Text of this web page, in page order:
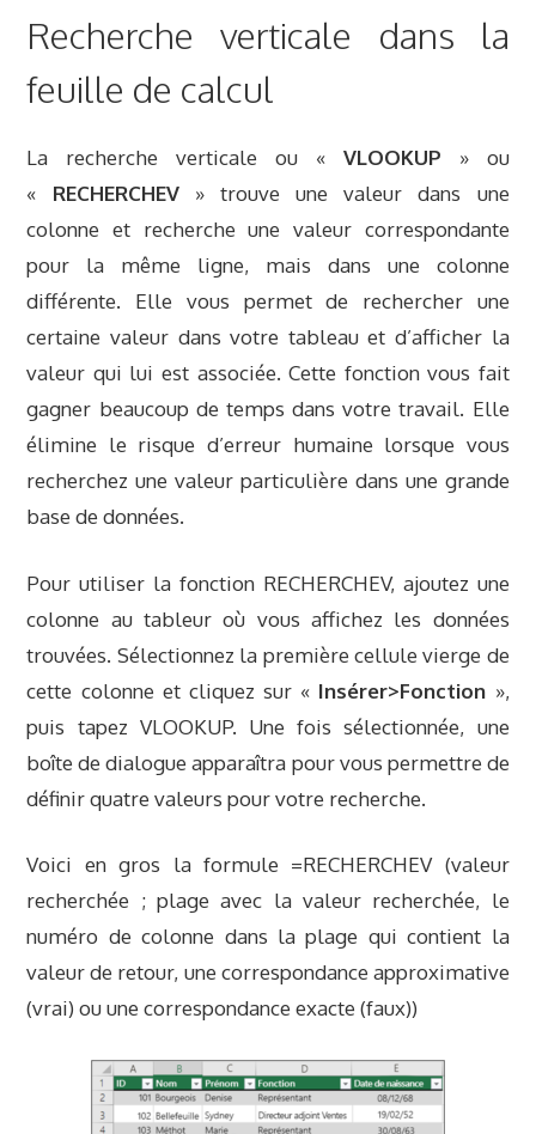
Recherche verticale dans la
feuille de calcul
La recherche verticale ou « VLOOKUP » ou
« RECHERCHEV» trouve une valeur dans une
colonne et recherche une valeur correspondante
pour la même ligne, mais dans une colonne
différente. Elle vous permet de rechercher une
certaine valeur dans votre tableau et d’afficher la
valeur qui lui est associée. Cette fonction vous fait
gagner beaucoup de temps dans votre travail. Elle
élimine le risque d’erreur humaine lorsque vous
recherchez une valeur particulière dans une grande
base de données.
Pour utiliser la fonction RECHERCHEV, ajoutez une
colonne au tableur où vous affichez les données
trouvées. Sélectionnez la première cellule vierge de
cette colonne et cliquez sur « Insérer>Fonction »,
puis tapez VLOOKUP. Une fois sélectionnée, une
boîte de dialogue apparaîtra pour vous permettre de
définir quatre valeurs pour votre recherche.
Voici en gros la formule =RECHERCHEV (valeur
recherchée ; plage avec la valeur recherchée, le
numéro de colonne dans la plage qui contient la
valeur de retour, une correspondance approximative
(vrai) ou une correspondance exacte (faux))